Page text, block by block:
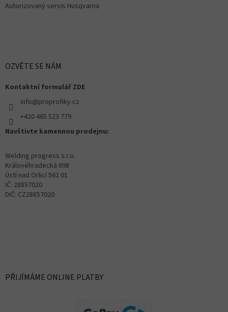
Autorizovaný servis Husqvarna
OZVĚTE SE NÁM
Kontaktní formulář ZDE
info@proprofiky.cz
+420 465 523 779
Navštivte kamennou prodejnu:
Welding progress s.r.o.
Královéhradecká 698
Ústí nad Orlicí 562 01
IČ: 28857020
DIČ: CZ28857020
PŘIJÍMÁME ONLINE PLATBY